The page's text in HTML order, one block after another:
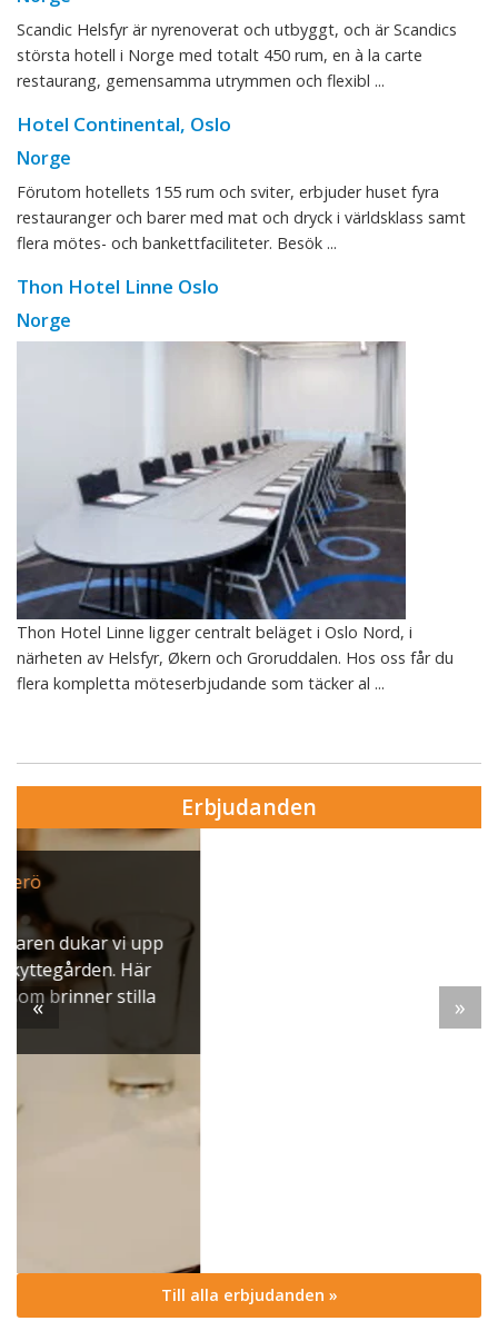
Scandic Helsfyr är nyrenoverat och utbyggt, och är Scandics
största hotell i Norge med totalt 450 rum, en à la carte
restaurang, gemensamma utrymmen och flexibl ...
Hotel Continental, Oslo
Norge
Förutom hotellets 155 rum och sviter, erbjuder huset fyra
restauranger och barer med mat och dryck i världsklass samt
flera mötes- och bankettfaciliteter. Besök ...
Thon Hotel Linne Oslo
Norge
Thon Hotel Linne ligger centralt beläget i Oslo Nord, i
närheten av Helsfyr, Økern och Groruddalen. Hos oss får du
flera kompletta möteserbjudande som täcker al ...
Erbjudanden
Erbjudande från Ulfsunda slott
Konferens med julbord
Ulfsunda Slott bjuder in till en vinterupplevelse där
möten möter magi, och julens smaker får fransk
finess.
« »
Till alla erbjudanden »